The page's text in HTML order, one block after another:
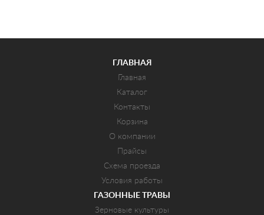
ГЛАВНАЯ
Главная
Каталог
Контакты
Корзина
О компании
Прайсы
Схема проезда
Условия работы
ГАЗОННЫЕ ТРАВЫ
Зерновые культуры